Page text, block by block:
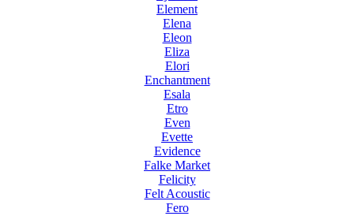
Element
Elena
Eleon
Eliza
Elori
Enchantment
Esala
Etro
Even
Evette
Evidence
Falke Market
Felicity
Felt Acoustic
Fero